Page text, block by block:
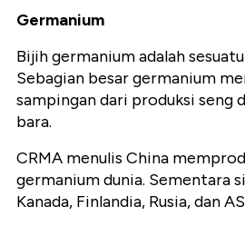
Germanium
Bijih germanium adalah
Sebagian besar germanium
sampingan dari produksi seng
bara.
CRMA menulis China
germanium dunia. Sementara
Kanada, Finlandia, Rusia, dan